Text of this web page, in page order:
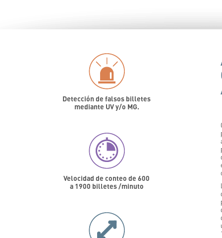
Detección de falsos billetes
mediante UV y/o MG.
Velocidad de conteo de 600
a 1900 billetes /minuto